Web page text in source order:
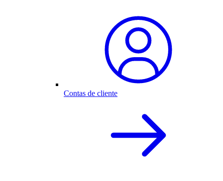
Contas de cliente